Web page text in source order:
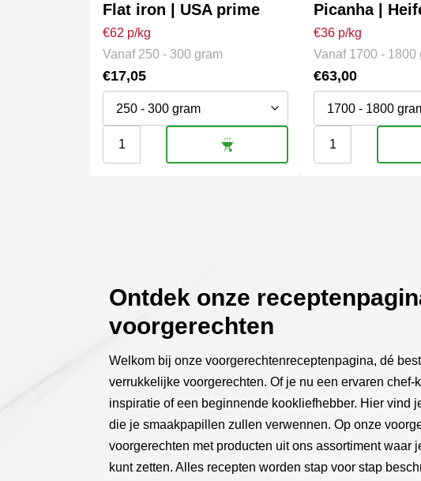
Flat iron | USA prime
€62 p/kg
Vanaf 250 - 300 gram
€17,05
Flat
iron
Deze
optie
kan
gekozen
worden
op
productpagina
Picanha |
€36 p/kg
Vanaf 1700 - 1800
€63,00
Picanha
|
Deze
optie
kan
gekozen
worden
op
productpagina
Ontdek onze
voorgerechten
Welkom bij onze voorgerechtenreceptenpagina, dé
verrukkelijke voorgerechten. Of je nu een ervaren
inspiratie of een beginnende kookliefhebber. Hier vind
die je smaakpapillen zullen verwennen. Op onze
voorgerechten met producten uit ons assortiment waar
kunt zetten. Alles recepten worden stap voor stap